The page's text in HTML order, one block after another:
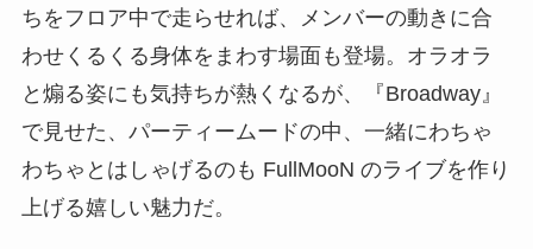
ちをフロア中で走らせれば、メンバーの動きに合
わせくるくる身体をまわす場面も登場。オラオラ
と煽る姿にも気持ちが熱くなるが、『Broadway』
で見せた、パーティームードの中、一緒にわちゃ
わちゃとはしゃげるのも FullMooN のライブを作り
上げる嬉しい魅力だ。